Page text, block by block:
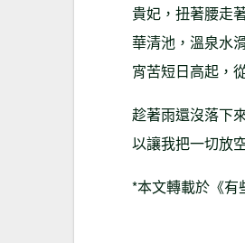
貴妃，扭著腰走
華清池，溫泉水
宵苦短日高起，
趁著雨還沒落下
以讓我把一切放
*本文轉載於《有